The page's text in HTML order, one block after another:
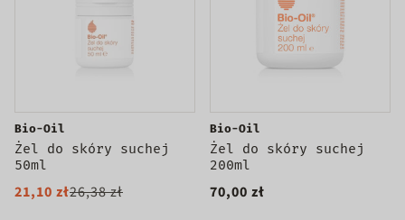
Bio-Oil
Żel do skóry suchej
50ml
21,10 zł26,38 zł
Bio-Oil
Żel do skóry suchej
200ml
70,00 zł